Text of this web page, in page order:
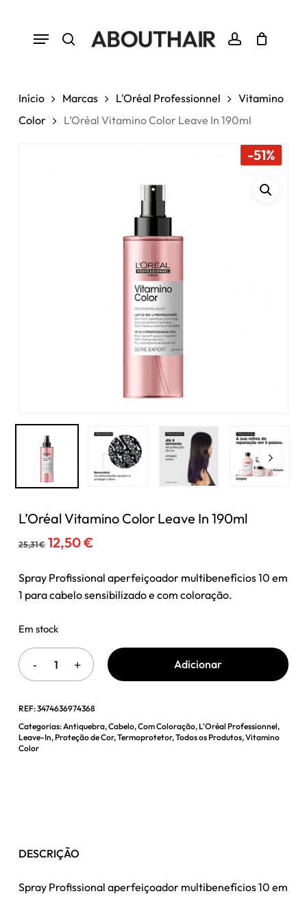
search account
Menu Cart Close
Cart
Início Marcas L'Oréal Professionnel
Vitamino
Color
L’Oréal Vitamino Color Leave In 190ml
-51%
L’Oréal Vitamino Color Leave In 190ml
25,31€ O
original
era:
12,50€O
atual
é:
Spray Profissional aperfeiçoador multibenefícios 10 em
1 para cabelo sensibilizado e com coloração.
Em stock
Adicionar
REF:3474636974368
Categorias:Antiquebra,Cabelo,Com Coloração,L'Oréal Professionnel,
Leave-In,Proteção de Cor,Termoprotetor,Todos os Produtos,Vitamino
Color
DESCRIÇÃO
Spray Profissional aperfeiçoador multibenefícios 10 em
Seja o primeiro a avaliar
“L’Oréal Vitamino Color Leave In
avaliação.